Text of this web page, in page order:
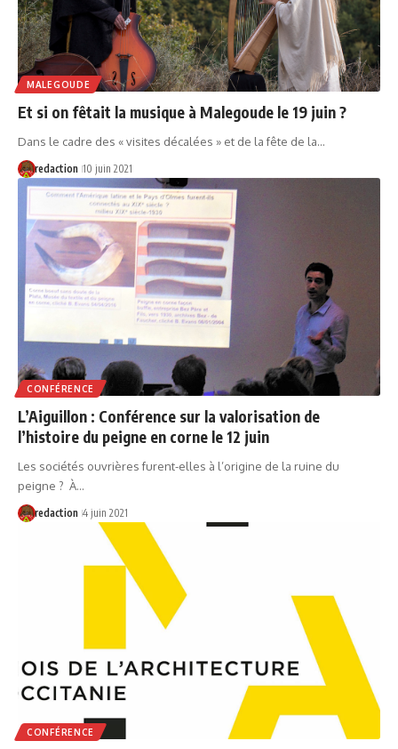
MALEGOUDE
Et si on fêtait la musique à Malegoude le 19 juin ?
Dans le cadre des « visites décalées » et de la fête de la…
redaction 10 juin 2021
CONFÉRENCE
L’Aiguillon : Conférence sur la valorisation de
l’histoire du peigne en corne le 12 juin
Les sociétés ouvrières furent-elles à l’origine de la ruine du
peigne ? À…
redaction 4 juin 2021
CONFÉRENCE